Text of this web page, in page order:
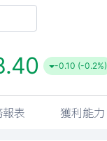
-0.10 (-0.2%)
報表 獲利能力